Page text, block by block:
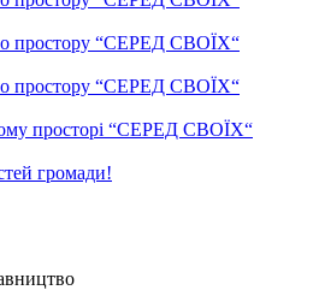
простору “СЕРЕД СВОЇХ“
простору “СЕРЕД СВОЇХ“
просторі “СЕРЕД СВОЇХ“
громади!